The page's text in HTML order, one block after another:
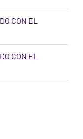
CON EL
CON EL